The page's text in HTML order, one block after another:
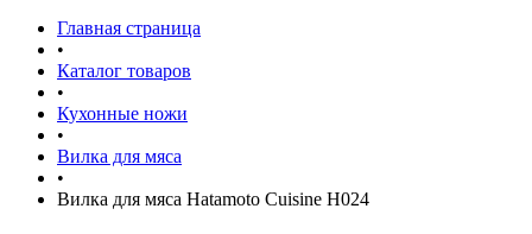
Главная страница
•
Каталог товаров
•
Кухонные ножи
•
Вилка для мяса
•
Вилка для мяса Hatamoto Cuisine H024